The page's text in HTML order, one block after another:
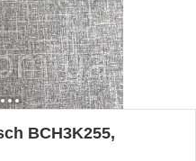
BCH3K255,